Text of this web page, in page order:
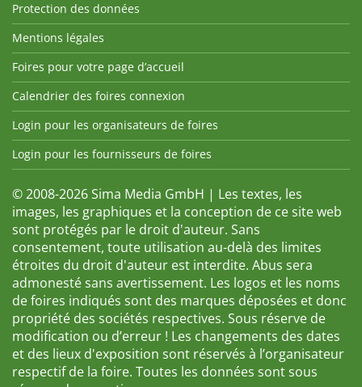
Protection des données
Mentions légales
Foires pour votre page d’accueil
Calendrier des foires connexion
Login pour les organisateurs de foires
Login pour les fournisseurs de foires
© 2008-2026 Sima Media GmbH | Les textes, les
images, les graphiques et la conception de ce site web
sont protégés par le droit d'auteur. Sans
consentement, toute utilisation au-delà des limites
étroites du droit d'auteur est interdite. Abus sera
admonesté sans avertissement. Les logos et les noms
de foires indiqués sont des marques déposées et donc
propriété des sociétés respectives. Sous réserve de
modification ou d’erreur ! Les changements des dates
et des lieux d'exposition sont réservés à l’organisateur
respectif de la foire. Toutes les données sont sous